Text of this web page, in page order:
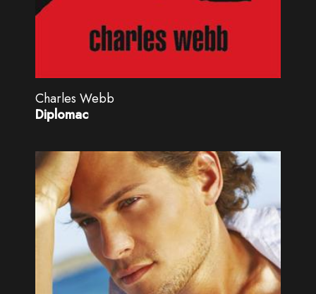
Charles Webb
Diplomac